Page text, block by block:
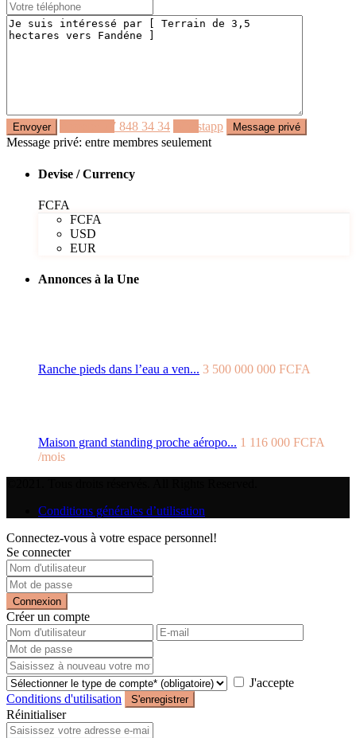
77 848 34 34
Whastapp
Message privé: entre membres seulement
Devise / Currency
FCFA
FCFA
USD
EUR
Annonces à la Une
Ranche pieds dans l’eau a ven... 3 500 000 000 FCFA
Maison grand standing proche aéropo... 1 116 000 FCFA
/mois
Conditions générales d’utilisation
Connectez-vous à votre espace personnel!
Se connecter
Connexion
Créer un compte
J'accepte
Conditions d'utilisation
S'enregistrer
Réinitialiser